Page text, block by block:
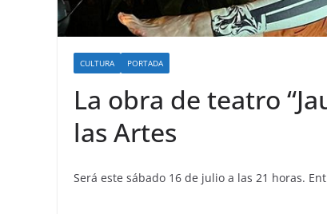
CULTURA PORTADA
La obra de teatro
las Artes
Será este sábado 16 de julio a las 21 horas.